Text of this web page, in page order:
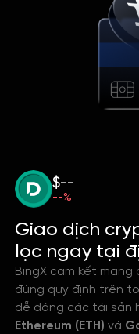
$--
--%
Giao dịch
lọc ngay tại
BingX cam kết
đúng quy định trên
dễ dàng các tài sản
Ethereum (ETH) và